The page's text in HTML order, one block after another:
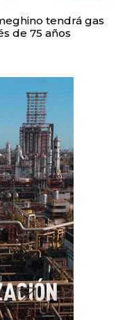
tendrá gas
de 75 años